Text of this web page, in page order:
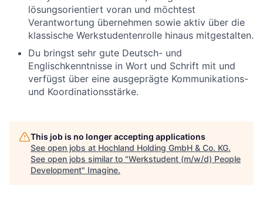
lösungsorientiert voran und möchtest
Verantwortung übernehmen sowie aktiv über die
klassische Werkstudentenrolle hinaus mitgestalten.
Du bringst sehr gute Deutsch- und
Englischkenntnisse in Wort und Schrift mit und
verfügst über eine ausgeprägte Kommunikations-
und Koordinationsstärke.
This job is no longer accepting applications
See open jobs at Hochland Holding GmbH & Co. KG.
See open jobs similar to "Werkstudent (m/w/d) People
Development" Imagine.